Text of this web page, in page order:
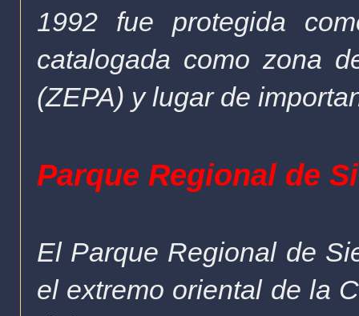
1992 fue protegida
catalogada como zona
(ZEPA) y lugar de
Parque Regional de
El Parque Regional de
el extremo oriental de la